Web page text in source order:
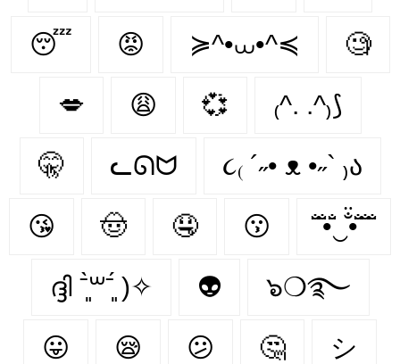
😴 😡 ≽^•⩊•^≼ 🧐
💋 😩 💞 ₍^. .^₎⟆
🤫 ᓚᘏᗢ ૮₍ ´˶• ᴥ •˶` ₎ა
😘 🤠 🤤 😗 ̐̈ ̐̈•̐̈‿̐̈•̐̈ ̐̈ ̐̈
ദ്ദി ˉ͈̀꒳ˉ͈́ )✧ 👽 ๖❍࿐
😛 😪 😕 🤔 シ